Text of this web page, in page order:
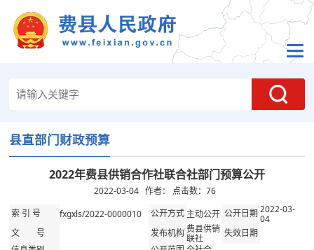
县直部门财政预算
2022年费县供销合作社联合社部门预算公开
2022-03-04 作者： 点击数： 76
索 引 号 fxgxls/2022-0000010 公开方式 主动公开 公开日期2022-03-
04
文 号 发布机构费县供销
联社
失效日期